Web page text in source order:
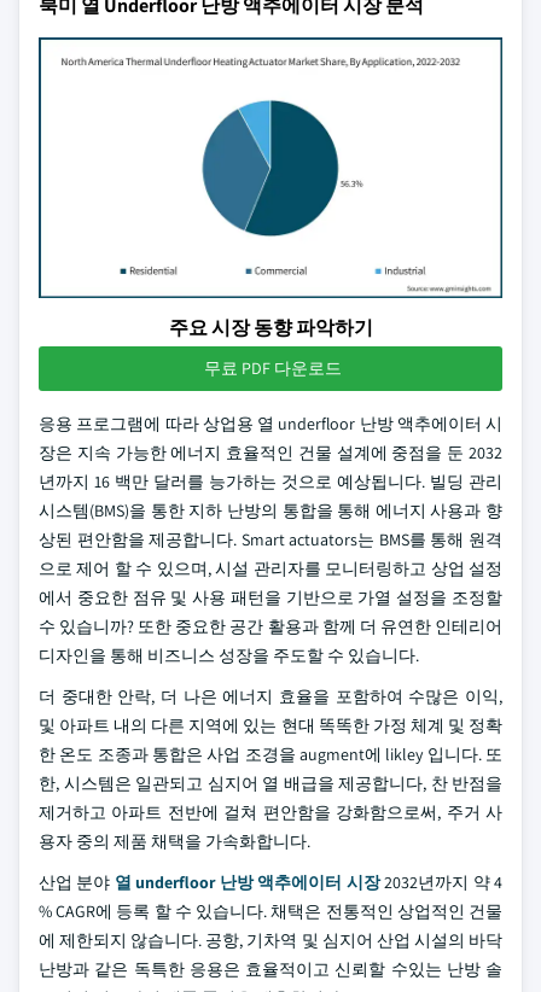
북미 열 Underfloor 난방 액추에이터 시장 분석
주요 시장 동향 파악하기
무료 PDF 다운로드
응용 프로그램에 따라 상업용 열 underfloor 난방 액추에이터 시
장은 지속 가능한 에너지 효율적인 건물 설계에 중점을 둔 2032
년까지 16 백만 달러를 능가하는 것으로 예상됩니다. 빌딩 관리
시스템(BMS)을 통한 지하 난방의 통합을 통해 에너지 사용과 향
상된 편안함을 제공합니다. Smart actuators는 BMS를 통해 원격
으로 제어 할 수 있으며, 시설 관리자를 모니터링하고 상업 설정
에서 중요한 점유 및 사용 패턴을 기반으로 가열 설정을 조정할
수 있습니까? 또한 중요한 공간 활용과 함께 더 유연한 인테리어
디자인을 통해 비즈니스 성장을 주도할 수 있습니다.
더 중대한 안락, 더 나은 에너지 효율을 포함하여 수많은 이익,
및 아파트 내의 다른 지역에 있는 현대 똑똑한 가정 체계 및 정확
한 온도 조종과 통합은 사업 조경을 augment에 likley 입니다. 또
한, 시스템은 일관되고 심지어 열 배급을 제공합니다, 찬 반점을
제거하고 아파트 전반에 걸쳐 편안함을 강화함으로써, 주거 사
용자 중의 제품 채택을 가속화합니다.
산업 분야 열 underfloor 난방 액추에이터 시장2032년까지 약 4
% CAGR에 등록 할 수 있습니다. 채택은 전통적인 상업적인 건물
에 제한되지 않습니다. 공항, 기차역 및 심지어 산업 시설의 바닥
난방과 같은 독특한 응용은 효율적이고 신뢰할 수있는 난방 솔